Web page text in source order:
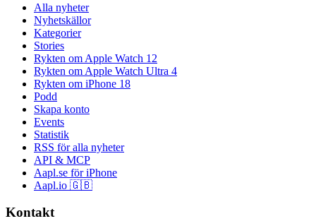
Alla nyheter
Nyhetskällor
Kategorier
Stories
Rykten om Apple Watch 12
Rykten om Apple Watch Ultra 4
Rykten om iPhone 18
Podd
Skapa konto
Events
Statistik
RSS för alla nyheter
API & MCP
Aapl.se för iPhone
Aapl.io 🇬🇧
Kontakt